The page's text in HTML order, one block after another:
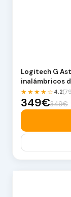
Logitech G
inalámbricos
★★★★☆ 4.2
349€349€